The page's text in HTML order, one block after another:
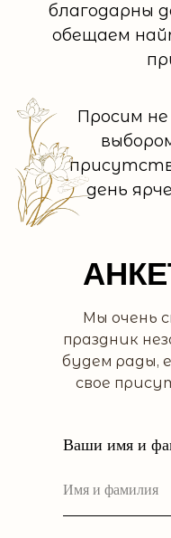
благодарны
обещаем
Просим
день
Мы очень
праздник
будем рады,
свое
Ваши имя и